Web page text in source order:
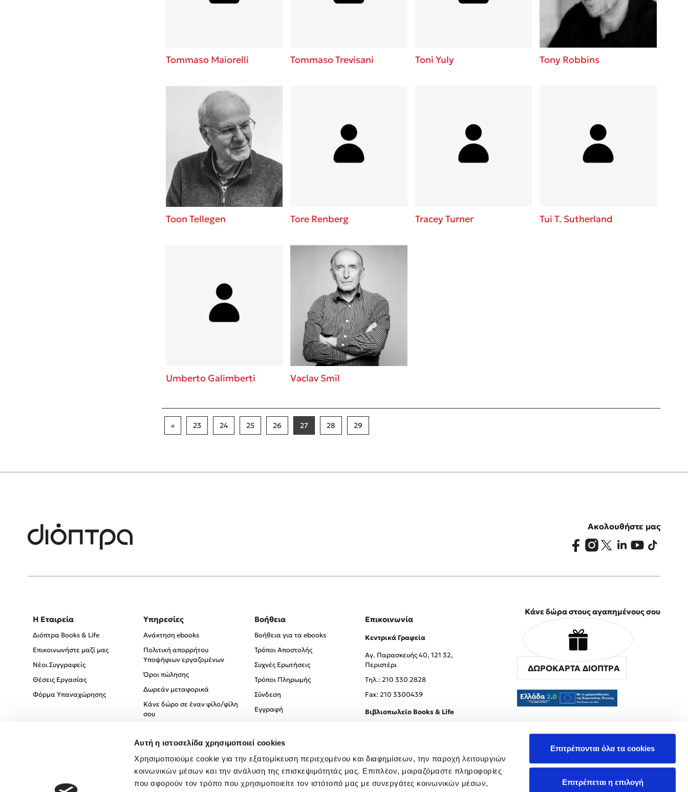
Αυτή η ιστοσελίδα χρησιμοποιεί cookies
Χρησιμοποιούμε cookie για την εξατομίκευση περιεχομένου και διαφημίσεων, την παροχή λειτουργιών
κοινωνικών μέσων και την ανάλυση της επισκεψιμότητάς μας. Επιπλέον, μοιραζόμαστε πληροφορίες
που αφορούν τον τρόπο που χρησιμοποιείτε τον ιστότοπό μας με συνεργάτες κοινωνικών μέσων,
Επιτρέπονται όλα τα cookies
Επιτρέπεται η επιλογή
Tommaso Maiorelli Tommaso Trevisani Toni Yuly Tony Robbins
Toon Tellegen Tore Renberg Tracey Turner Tui T. Sutherland
Umberto Galimberti Vaclav Smil
« 23 24 25 26 27 28 29
Ακολουθήστε μας
Η Εταιρεία
Διόπτρα Books & Life
Επικοινωνήστε μαζί μας
Νέοι Συγγραφείς
Θέσεις Εργασίας
Φόρμα Υπαναχώρησης
Υπηρεσίες
Ανάκτηση ebooks
Πολιτική απορρήτου
Υποψήφιων εργαζομένων
Όροι πώλησης
Δωρεάν μεταφορικά
Κάνε δώρο σε έναν φίλο/φίλη
σου
Πολιτική Απορρήτου
Όροι χρήσης
Βοήθεια
Βοήθεια για τα ebooks
Τρόποι Αποστολής
Συχνές Ερωτήσεις
Τρόποι Πληρωμής
Σύνδεση
Εγγραφή
Επικοινωνία
Κεντρικά Γραφεία
Αγ. Παρασκευής 40, 121 32,
Περιστέρι
Tηλ.: 210 330 2828
Fax: 210 3300439
Βιβλιοπωλείο Books & Life
Κάνε δώρα στους αγαπημένους σου
ΔΩΡΟΚΑΡΤΑ ΔΙΟΠΤΡΑ